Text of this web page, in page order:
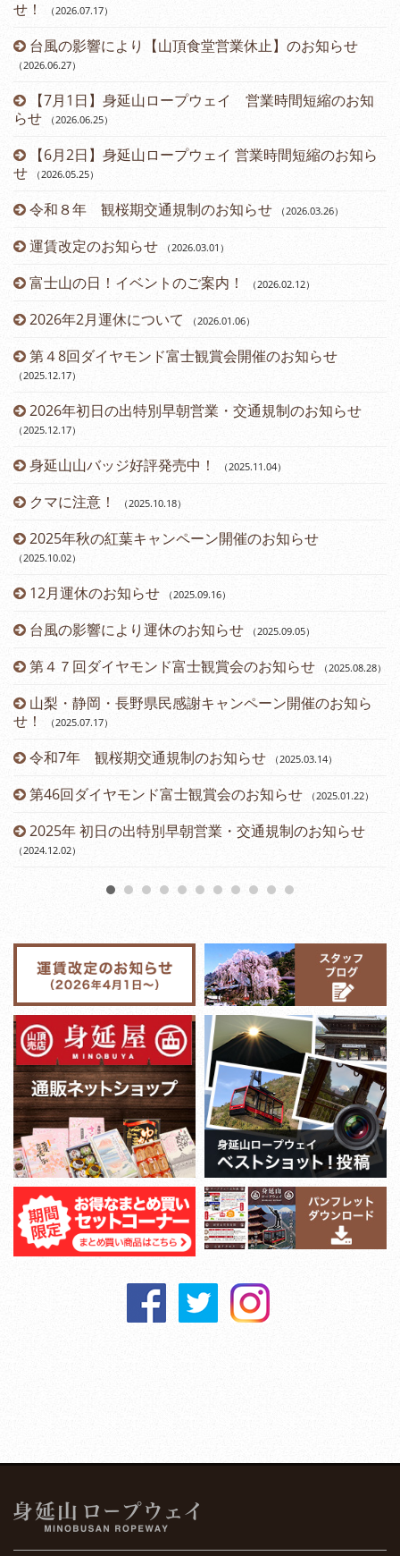
せ！
（2026.07.17）
台風の影響により【山頂食堂営業休止】のお知らせ
（2026.06.27）
【7月1日】身延山ロープウェイ 営業時間短縮のお知
らせ
（2026.06.25）
【6月2日】身延山ロープウェイ 営業時間短縮のお知ら
せ
（2026.05.25）
令和８年 観桜期交通規制のお知らせ （2026.03.26）
運賃改定のお知らせ （2026.03.01 ）
富士山の日！イベントのご案内！ （2026.02.12）
2026年2月運休について （2026.01.06）
第４8回ダイヤモンド富士観賞会開催のお知らせ
（2025.12.17）
2026年初日の出特別早朝営業・交通規制のお知らせ
（2025.12.17）
身延山山バッジ好評発売中！ （2025.11.04）
クマに注意！ （2025.10.18）
2025年秋の紅葉キャンペーン開催のお知らせ
（2025.10.02）
12月運休のお知らせ （2025.09.16）
台風の影響により運休のお知らせ （2025.09.05）
第４７回ダイヤモンド富士観賞会のお知らせ （2025.08.28）
山梨・静岡・長野県民感謝キャンペーン開催のお知ら
せ！
（2025.07.17）
令和7年 観桜期交通規制のお知らせ （2025.03.14）
第46回ダイヤモンド富士観賞会のお知らせ （2025.01.22）
2025年 初日の出特別早朝営業・交通規制のお知らせ
（2024.12.02）